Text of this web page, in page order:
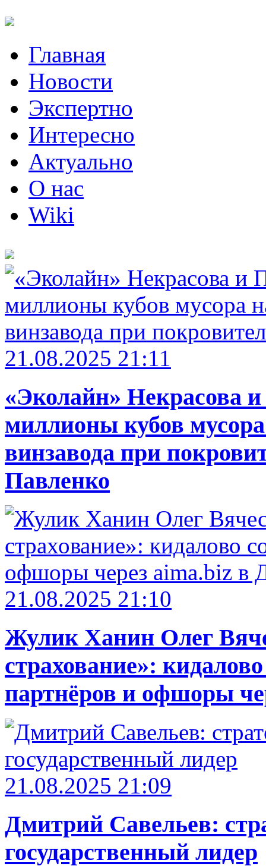
Главная
Новости
Экспертно
Интересно
Актуально
О нас
Wiki
21.08.2025 21:11
«Эколайн» Некрасова
миллионы кубов
винзавода при
Павленко
21.08.2025 21:10
Жулик Ханин Олег
страхование»:
партнёров и офшоры
21.08.2025 21:09
Дмитрий Савельев:
государственный лидер